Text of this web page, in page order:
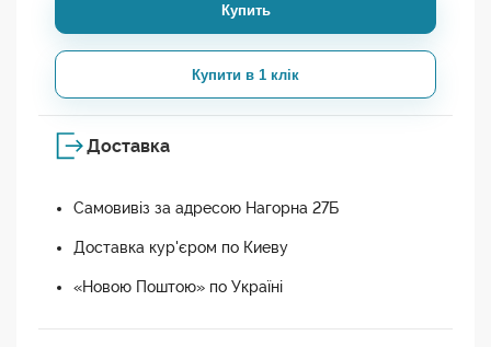
Купить
Купити в 1 клік
Доставка
Самовивіз за адресою Нагорна 27Б
Доставка кур'єром по Киеву
«Новою Поштою» по Україні